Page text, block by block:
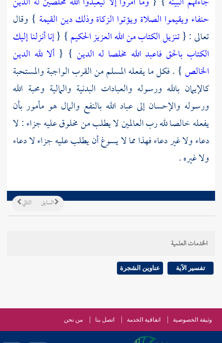
حنفاء ويقيموا الصلاة ويؤتوا الزكاة وذلك دين القيمة } وقال
تعالى : {تنزيل الكتاب من الله العزيز الحكيم} {إنا أنزلنا إليك
الكتاب بالحق فاعبد الله مخلصا له الدين } {ألا لله الدين
الخالص} . فكل ما يفعله المسلم من القرب الواجبة والمستحبة
كالإيمان بالله ورسوله والعبادات البدنية والمالية ومحبة الله
ورسوله والإحسان إلى عباد الله بالنفع والمال هو مأمور بأن
يفعله خالصا لله رب العالمين لا يطلب من مخلوق عليه جزاء : لا
دعاء ولا غير دعاء فهذا مما لا يسوغ أن يطلب عليه جزاء لا دعاء
ولا غيره .
التالي السابق
الخدمات العلمية
تفسير الآية عناوين الشجرة
وثيقة الخصوصية اتفاقية الخدمة اتصل بنا من نحن